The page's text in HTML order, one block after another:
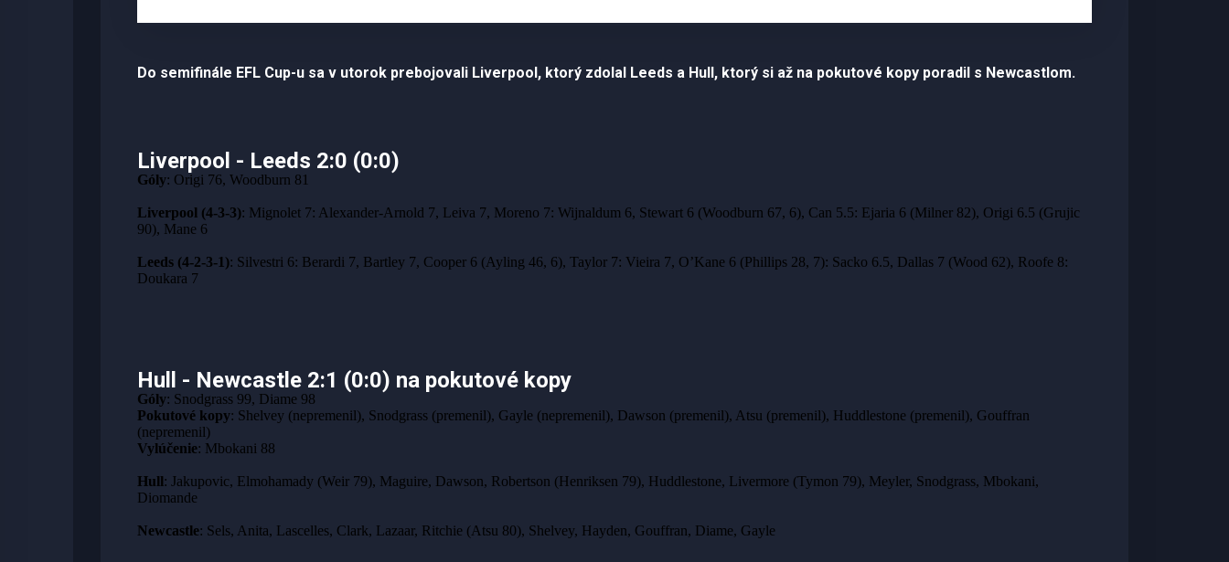
Do semifinále EFL Cup-u sa v utorok prebojovali Liverpool, ktorý zdolal Leeds a Hull, ktorý si až na pokutové kopy poradil s Newcastlom.
Liverpool - Leeds 2:0 (0:0)
Góly: Origi 76, Woodburn 81
Liverpool (4-3-3): Mignolet 7: Alexander-Arnold 7, Leiva 7, Moreno 7: Wijnaldum 6, Stewart 6 (Woodburn 67, 6), Can 5.5: Ejaria 6 (Milner 82), Origi 6.5 (Grujic
90), Mane 6
Leeds (4-2-3-1): Silvestri 6: Berardi 7, Bartley 7, Cooper 6 (Ayling 46, 6), Taylor 7: Vieira 7, O’Kane 6 (Phillips 28, 7): Sacko 6.5, Dallas 7 (Wood 62), Roofe 8:
Doukara 7
Hull - Newcastle 2:1 (0:0) na pokutové kopy
Góly: Snodgrass 99, Diame 98
Pokutové kopy: Shelvey (nepremenil), Snodgrass (premenil), Gayle (nepremenil), Dawson (premenil), Atsu (premenil), Huddlestone (premenil), Gouffran
(nepremenil)
Vylúčenie: Mbokani 88
Hull: Jakupovic, Elmohamady (Weir 79), Maguire, Dawson, Robertson (Henriksen 79), Huddlestone, Livermore (Tymon 79), Meyler, Snodgrass, Mbokani,
Diomande
Newcastle: Sels, Anita, Lascelles, Clark, Lazaar, Ritchie (Atsu 80), Shelvey, Hayden, Gouffran, Diame, Gayle